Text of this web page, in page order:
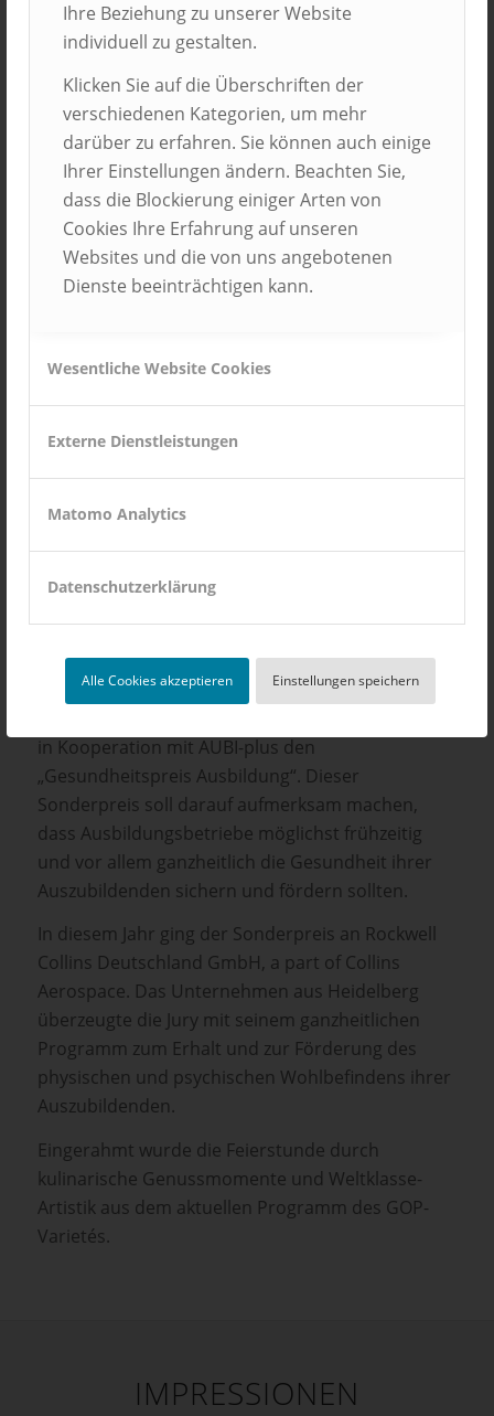
Ihre Beziehung zu unserer Website
individuell zu gestalten.
Klicken Sie auf die Überschriften der
verschiedenen Kategorien, um mehr
darüber zu erfahren. Sie können auch einige
Ihrer Einstellungen ändern. Beachten Sie,
dass die Blockierung einiger Arten von
Cookies Ihre Erfahrung auf unseren
Websites und die von uns angebotenen
Dienste beeinträchtigen kann.
Wesentliche Website Cookies
Externe Dienstleistungen
Matomo Analytics
Datenschutzerklärung
Alle Cookies akzeptieren Einstellungen speichern
Punktzahl im Zertifizierungsverfahren durften sich
über einen Bestenpreis, den BEST PLACE TO
LEARN-Award, freuen.
Preisträger in der Größenklasse bis einschließlich
1.000 Mitarbeiter*innen:
Platz: Select GmbH, Bruchsal
Platz: Nells Park Hotel GmbH, Trier
Platz: BRUNATA-METRONA GmbH & Co. KG,
München und Zentis GmbH & Co. KG,
gleiche Punktzahl erreicht.
1.000 Mitarbeiter*innen:
Platz: Avacon Netz GmbH, Helmstedt
„Gesundheitspreis Ausbildung“ für
Ausbildung
in Kooperation mit AUBI-plus den
„Gesundheitspreis Ausbildung“. Dieser
Sonderpreis soll darauf aufmerksam machen,
dass Ausbildungsbetriebe möglichst frühzeitig
und vor allem ganzheitlich die Gesundheit ihrer
Auszubildenden sichern und fördern sollten.
In diesem Jahr ging der Sonderpreis an Rockwell
Collins Deutschland GmbH, a part of Collins
Aerospace. Das Unternehmen aus Heidelberg
überzeugte die Jury mit seinem ganzheitlichen
Programm zum Erhalt und zur Förderung des
physischen und psychischen Wohlbefindens ihrer
Auszubildenden.
Eingerahmt wurde die Feierstunde durch
kulinarische Genussmomente und Weltklasse-
Artistik aus dem aktuellen Programm des GOP-
Varietés.
IMPRESSIONEN